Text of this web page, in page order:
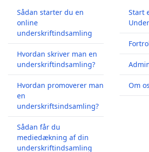
Sådan starter du en
online
underskriftindsamling
Hvordan skriver man en
underskriftindsamling?
Hvordan promoverer man
en
underskriftsindsamling?
Sådan får du
mediedækning af din
underskriftindsamling
Start
Om os